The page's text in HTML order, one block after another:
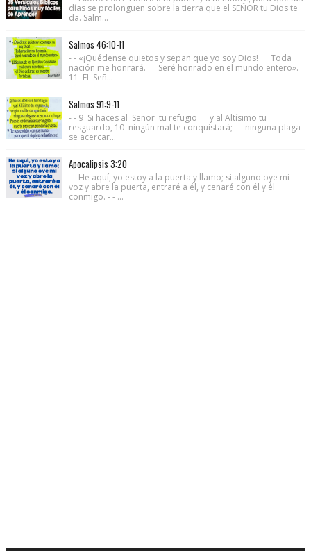
días se prolonguen sobre la tierra que el SEÑOR tu Dios te
da. Salm...
Salmos 46:10-11
- - «¡Quédense quietos y sepan que yo soy Dios! Toda
nación me honrará. Seré honrado en el mundo entero».
11 El Señ...
Salmos 91:9-11
- - 9 Si haces al Señor tu refugio y al Altísimo tu
resguardo, 10 ningún mal te conquistará; ninguna plaga
se acercar...
Apocalipsis 3:20
- - He aquí, yo estoy a la puerta y llamo; si alguno oye mi
voz y abre la puerta, entraré a él, y cenaré con él y él
conmigo. - - ...